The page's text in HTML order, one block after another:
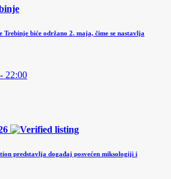
Trebinje biće održano 2. maja, čime se nastavlja
22:00
predstavlja događaj posvećen miksologiji i